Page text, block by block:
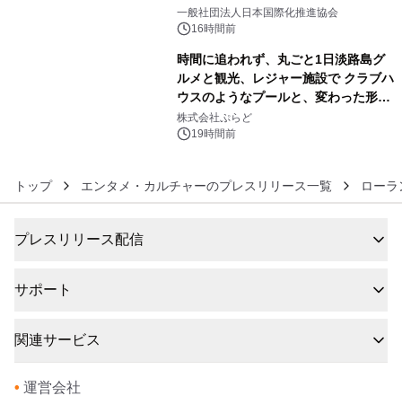
一般社団法人日本国際化推進協会
16時間前
時間に追われず、丸ごと1日淡路島グ
ルメと観光、レジャー施設で クラブハ
ウスのようなプールと、変わった形の
サウナも 「THE BOXY AWAJI」のお
得な素泊まり連泊プランで
株式会社ぷらど
19時間前
トップ エンタメ・カルチャーのプレスリリース一覧 ロー
プレスリリース配信
サポート
関連サービス
• 運営会社